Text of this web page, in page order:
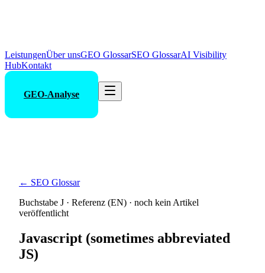
LeistungenÜber unsGEO GlossarSEO GlossarAI Visibility
HubKontakt
GEO-Analyse
← SEO Glossar
Buchstabe J · Referenz (EN) · noch kein Artikel
veröffentlicht
Javascript (sometimes abbreviated
JS)